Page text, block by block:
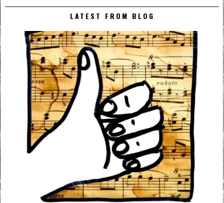
LATEST FROM BLOG